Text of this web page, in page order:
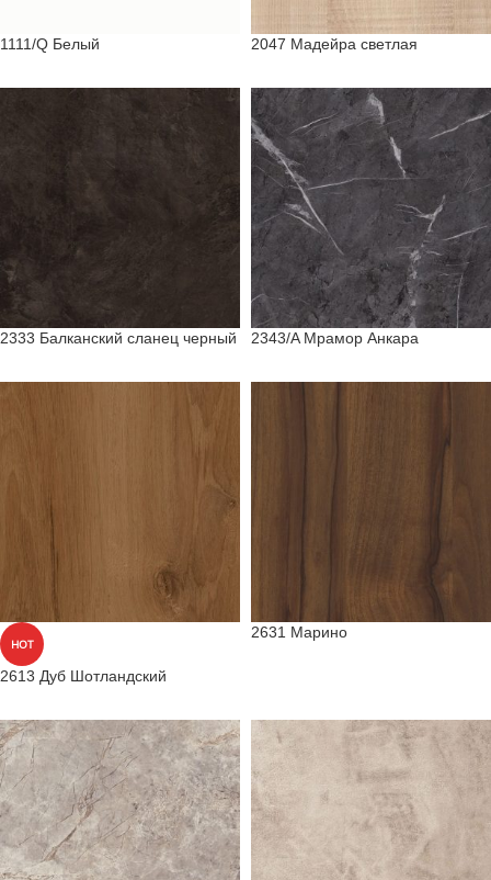
1111/Q Белый 2047 Мадейра светлая
2333 Балканский сланец черный 2343/A Мрамор Анкара
HOT
2613 Дуб Шотландский
2631 Марино